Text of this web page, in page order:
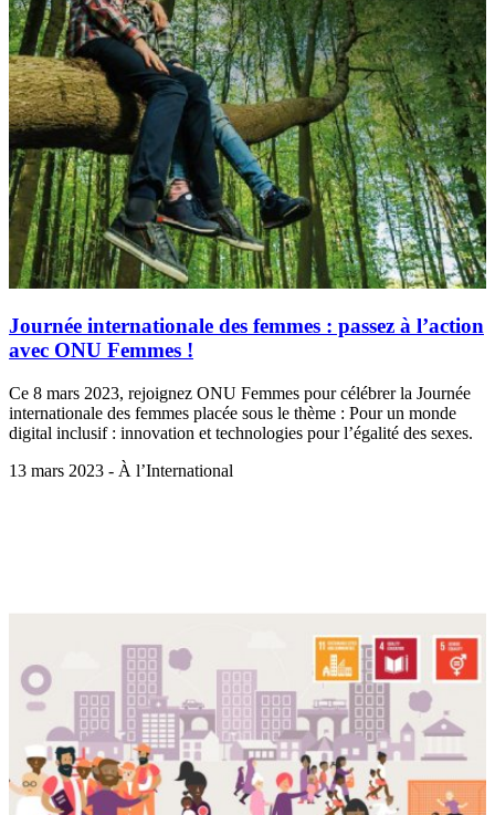
Journée internationale des femmes : passez à l’action
avec ONU Femmes !
Ce 8 mars 2023, rejoignez ONU Femmes pour célébrer la Journée
internationale des femmes placée sous le thème : Pour un monde
digital inclusif : innovation et technologies pour l’égalité des sexes.
13 mars 2023 - À l’International